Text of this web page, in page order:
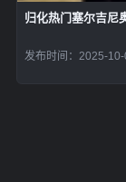
归化热门塞尔吉尼
发布时间：2025-10-